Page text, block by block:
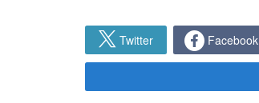
Twitter Facebook